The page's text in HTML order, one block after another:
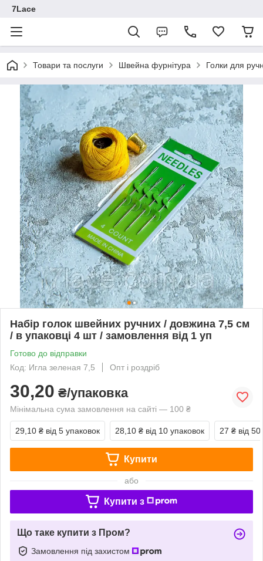
7Lace
Товари та послуги Швейна фурнітура Голки для
Набір голок швейних ручних / довжина 7,5 см
/ в упаковці 4 шт / замовлення від 1 уп
Готово до відправки
Код: Игла зеленая 7,5
Опт і роздріб
30,20 ₴/упаковка
Мінімальна сума замовлення на сайті — 100 ₴
29,10 ₴ від 5 упаковок 28,10 ₴ від 10 упаковок 27 ₴ від
Купити
або
Купити з
Що таке купити з Пром?
Замовлення під захистом